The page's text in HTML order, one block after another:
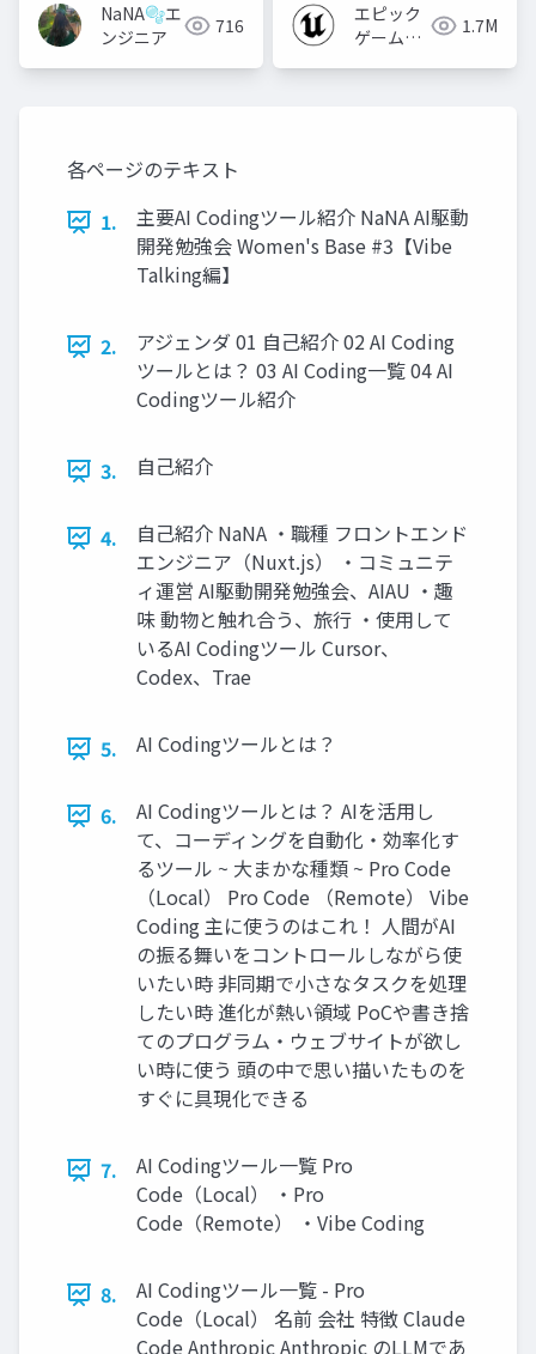
NaNA🫧エ
ンジニア
716
エピック
ゲームズ
1.7M
各ページのテキスト
1.
主要AI Codingツール紹介 NaNA AI駆動
開発勉強会 Women's Base #3【Vibe
Talking編】
2.
アジェンダ 01 自己紹介 02 AI Coding
ツールとは？ 03 AI Coding一覧 04 AI
Codingツール紹介
3. 自己紹介
4.
自己紹介 NaNA ・職種 フロントエンド
エンジニア（Nuxt.js） ・コミュニテ
ィ運営 AI駆動開発勉強会、AIAU ・趣
味 動物と触れ合う、旅行 ・使用して
いるAI Codingツール Cursor、
Codex、Trae
5. AI Codingツールとは？
6.
AI Codingツールとは？ AIを活用し
て、コーディングを自動化・効率化す
るツール ~ 大まかな種類 ~ Pro Code
（Local） Pro Code （Remote） Vibe
Coding 主に使うのはこれ！ 人間がAI
の振る舞いをコントロールしながら使
いたい時 非同期で小さなタスクを処理
したい時 進化が熱い領域 PoCや書き捨
てのプログラム・ウェブサイトが欲し
い時に使う 頭の中で思い描いたものを
すぐに具現化できる
7.
AI Codingツール一覧 Pro
Code（Local） ・Pro
Code（Remote） ・Vibe Coding
8.
AI Codingツール一覧 - Pro
Code（Local） 名前 会社 特徴 Claude
Code Anthropic Anthropic のLLMであ